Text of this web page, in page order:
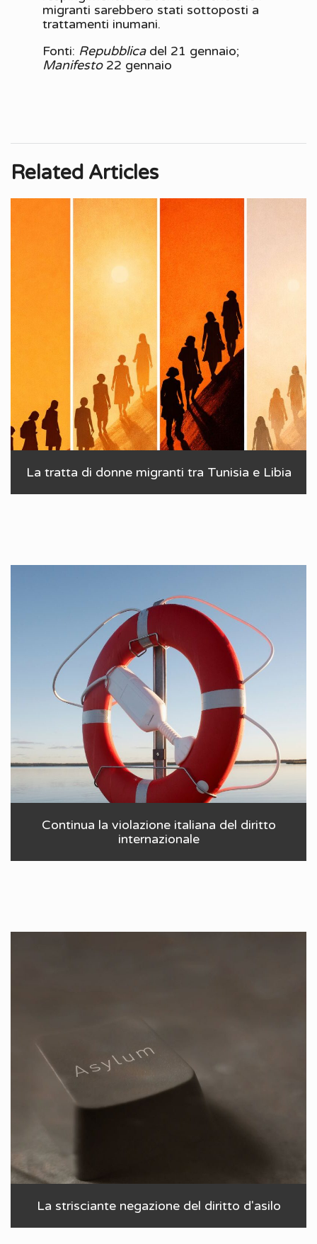
migranti sarebbero stati sottoposti a
trattamenti inumani.
Fonti: Repubblicadel 21 gennaio;
Manifesto22 gennaio
Related Articles
La tratta di donne migranti tra Tunisia e Libia
Continua la violazione italiana del diritto
internazionale
La strisciante negazione del diritto d'asilo